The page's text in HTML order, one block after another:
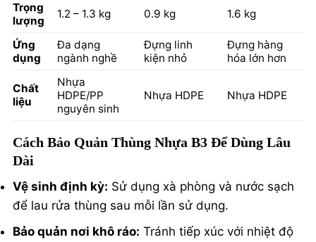
Trọng
lượng
1.2 – 1.3 kg 0.9 kg 1.6 kg
Ứng
dụng
Đa dạng
ngành nghề
Đựng linh
kiện nhỏ
Đựng hàng
hóa lớn hơn
Chất
liệu
Nhựa
HDPE/PP
nguyên sinh
Nhựa HDPE Nhựa HDPE
Cách Bảo Quản Thùng Nhựa B3 Để Dùng Lâu
Dài
Vệ sinh định kỳ: Sử dụng xà phòng và nước sạch
để lau rửa thùng sau mỗi lần sử dụng.
Bảo quản nơi khô ráo: Tránh tiếp xúc với nhiệt độ